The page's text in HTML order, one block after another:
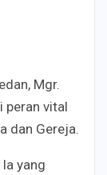
Mgr.
peran vital
dan Gereja.
yang